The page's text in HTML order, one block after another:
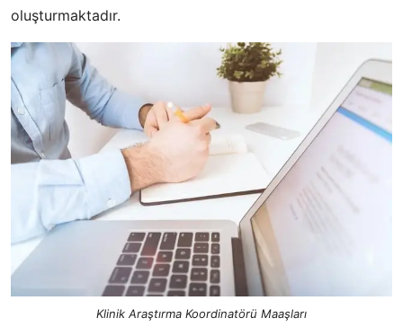
oluşturmaktadır.
Klinik Araştırma Koordinatörü Maaşları